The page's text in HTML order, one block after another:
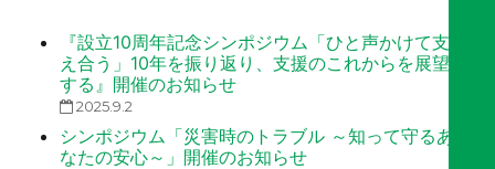
『設立10周年記念シンポジウム「ひと声かけて支
え合う」10年を振り返り、支援のこれからを展望
する』開催のお知らせ
2025.9.2
シンポジウム「災害時のトラブル ～知って守るあ
なたの安心～」開催のお知らせ